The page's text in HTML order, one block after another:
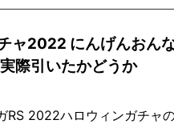
ャ2022 にんげんおん
際引いたかどうか
RS 2022ハロウィンガチャ